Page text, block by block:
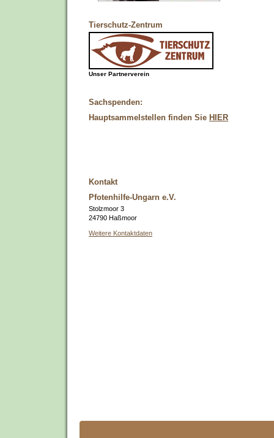
Tierschutz-Zentrum
Unser Partnerverein
Sachspenden:
Hauptsammelstellen finden Sie HIER
Kontakt
Pfotenhilfe-Ungarn e.V.
Stolzmoor 3
24790 Haßmoor
Weitere Kontaktdaten